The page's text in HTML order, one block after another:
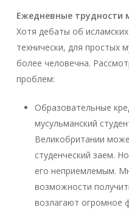
Ежедневные трудности
Хотя дебаты об
технически, для простых
более человечна.
проблем:
Образовательные
мусульманский
Великобритании
студенческий заем.
его неприемлемым.
возможности
возлагают огромное